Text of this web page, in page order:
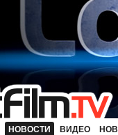
НОВОСТИ ВИДЕО